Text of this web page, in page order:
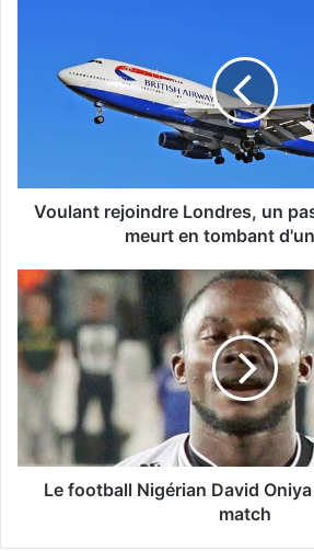
Voulant rejoindre Londres, un
meurt en tombant
Le football Nigérian David
match